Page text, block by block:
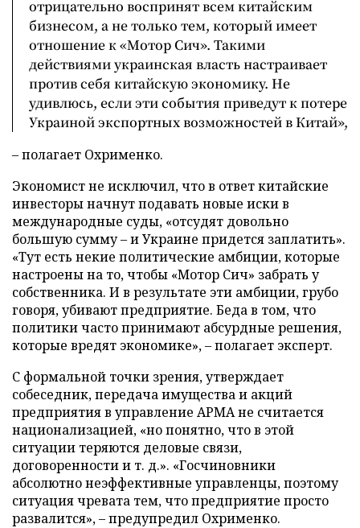
отрицательно воспринят всем китайским
бизнесом, а не только тем, который имеет
отношение к «Мотор Сич». Такими
действиями украинская власть настраивает
против себя китайскую экономику. Не
удивлюсь, если эти события приведут к потере
Украиной экспортных возможностей в Китай»,
– полагает Охрименко.
Экономист не исключил, что в ответ китайские
инвесторы начнут подавать новые иски в
международные суды, «отсудят довольно
большую сумму – и Украине придется заплатить».
«Тут есть некие политические амбиции, которые
настроены на то, чтобы «Мотор Сич» забрать у
собственника. И в результате эти амбиции, грубо
говоря, убивают предприятие. Беда в том, что
политики часто принимают абсурдные решения,
которые вредят экономике», – полагает эксперт.
С формальной точки зрения, утверждает
собеседник, передача имущества и акций
предприятия в управление АРМА не считается
национализацией, «но понятно, что в этой
ситуации теряются деловые связи,
договоренности и т. д.». «Госчиновники
абсолютно неэффективные управленцы, поэтому
ситуация чревата тем, что предприятие просто
развалится», – предупредил Охрименко.